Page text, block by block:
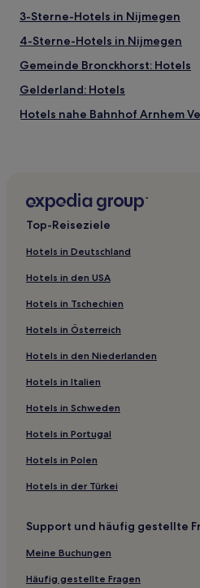
3-Sterne-Hotels in Nijmegen
4-Sterne-Hotels in Nijmegen
Gemeinde Bronckhorst: Hotels
Gelderland: Hotels
Hotels nahe Bahnhof Arnhem
Hotels nahe Markt
Gemeinde Doesburg: Hotels
Hotels nahe Nederlands
Hotels nahe Historisches
Gemeinde Duiven: Hotels
Hotels nahe Rosendaelsche
Nordöstlich von Schaarsbergen:
Gemeinde Westervoort: Hotels
Hotels nahe Schouwburg Arnhem
Hotels nahe Oosterbeek
Gemeinde Rozendaal: Hotels
Hotels nahe Stadttheater
Markt: Hotels
Hotels nahe Park Sonsbeek
Gemeinde Zevenaar: Hotels
Top-Reiseziele
Hotels in Deutschland
Hotels in den USA
Hotels in Tschechien
Hotels in Österreich
Hotels in den Niederlanden
Hotels in Italien
Hotels in Schweden
Hotels in Portugal
Hotels in Polen
Hotels in der Türkei
Support und häufig gestellte
Meine Buchungen
Häufig gestellte Fragen